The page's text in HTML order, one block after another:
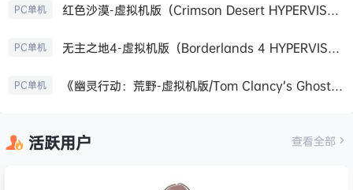
PC单机 红色沙漠-虚拟机版（Crimson Desert HYPERVISOR）免安装中文版
PC单机 无主之地4-虚拟机版（Borderlands 4 HYPERVISOR）免安装中文版
PC单机 《幽灵行动：荒野-虚拟机版/Tom Clancy’s Ghost Recon Wildlands HYPERVISOR》免安装中文版
活跃用户 查看全部